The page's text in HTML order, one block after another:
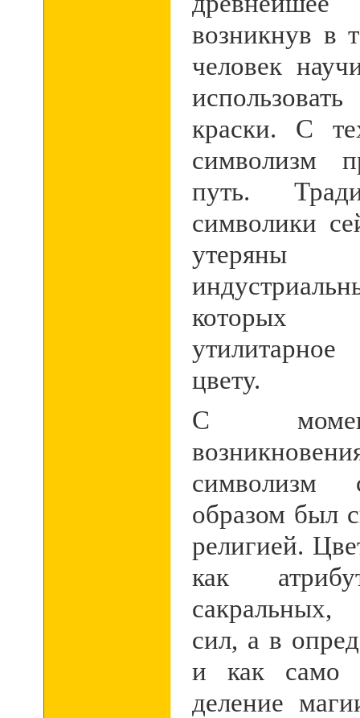
возникнув в
человек
краски. С
символизм
путь.
символики
утеряны
которых
цвету.
С
символизм
образом был
религией.
как
сил, а в
и как само
деление